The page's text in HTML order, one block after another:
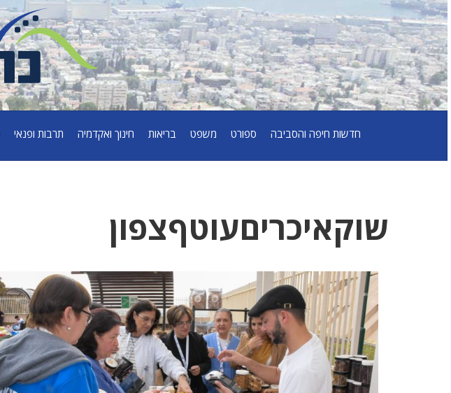
חדשות חיפה והסביבה ספורט משפט בריאות חינוך ואקדמיה תרבות ופנאי
שוקאיכריםעוטףצפון